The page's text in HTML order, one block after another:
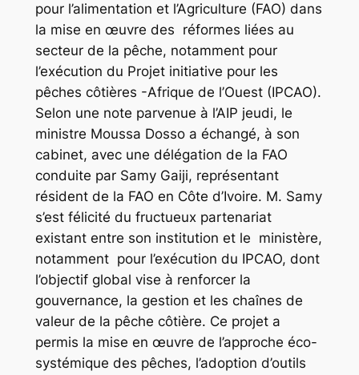
pour l’alimentation et l’Agriculture (FAO) dans
la mise en œuvre des réformes liées au
secteur de la pêche, notamment pour
l’exécution du Projet initiative pour les
pêches côtières -Afrique de l’Ouest (IPCAO).
Selon une note parvenue à l’AIP jeudi, le
ministre Moussa Dosso a échangé, à son
cabinet, avec une délégation de la FAO
conduite par Samy Gaiji, représentant
résident de la FAO en Côte d’Ivoire. M. Samy
s’est félicité du fructueux partenariat
existant entre son institution et le ministère,
notamment pour l’exécution du IPCAO, dont
l’objectif global vise à renforcer la
gouvernance, la gestion et les chaînes de
valeur de la pêche côtière. Ce projet a
permis la mise en œuvre de l’approche éco-
systémique des pêches, l’adoption d’outils